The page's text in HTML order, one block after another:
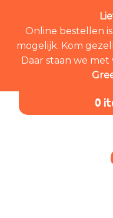
Online bestellen
mogelijk. Kom
Daar staan we
0